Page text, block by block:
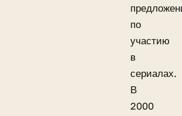
по
участию
в
сериалах.
В
2000